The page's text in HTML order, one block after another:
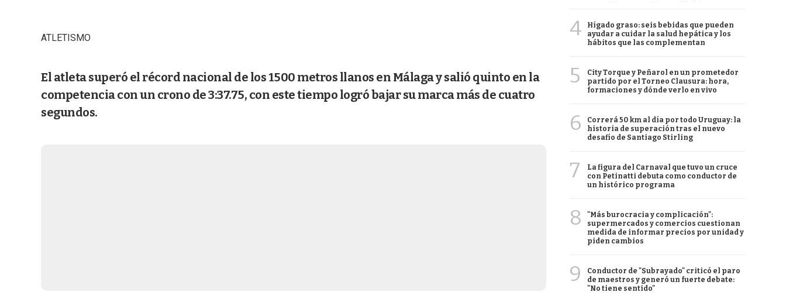
ATLETISMO
El atleta superó el récord nacional de los 1500 metros llanos en Málaga y salió quinto en la
competencia con un crono de 3:37.75, con este tiempo logró bajar su marca más de cuatro
segundos.
4
Hígado graso: seis bebidas que pueden
ayudar a cuidar la salud hepática y los
hábitos que las complementan
5
City Torque y Peñarol en un prometedor
partido por el Torneo Clausura: hora,
formaciones y dónde verlo en vivo
6
Correrá 50 km al día por todo Uruguay: la
historia de superación tras el nuevo
desafío de Santiago Stirling
7
La figura del Carnaval que tuvo un cruce
con Petinatti debuta como conductor de
un histórico programa
8
"Más burocracia y complicación":
supermercados y comercios cuestionan
medida de informar precios por unidad y
piden cambios
9
Conductor de "Subrayado" criticó el paro
de maestros y generó un fuerte debate:
"No tiene sentido"